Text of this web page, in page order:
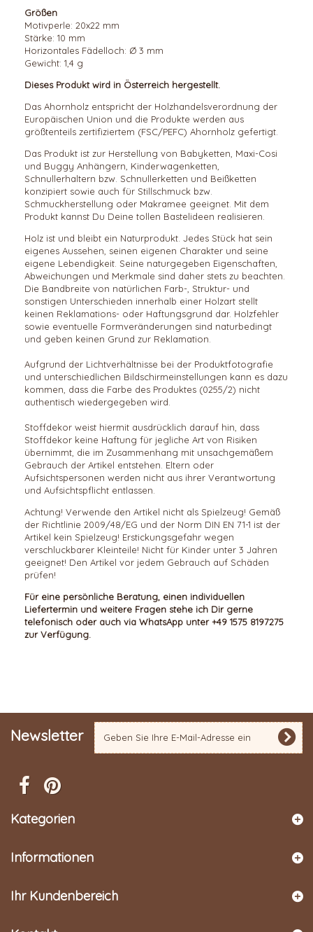
Größen
Motivperle: 20x22 mm
Stärke: 10 mm
Horizontales Fädelloch: Ø 3 mm
Gewicht: 1,4 g
Dieses Produkt wird in Österreich hergestellt.
Das Ahornholz entspricht der Holzhandelsverordnung der
Europäischen Union und die Produkte werden aus
größtenteils zertifiziertem (FSC/PEFC) Ahornholz gefertigt.
Das Produkt ist zur Herstellung von Babyketten, Maxi-Cosi
und Buggy Anhängern, Kinderwagenketten,
Schnullerhaltern bzw. Schnullerketten und Beißketten
konzipiert sowie auch für Stillschmuck bzw.
Schmuckherstellung oder Makramee geeignet. Mit dem
Produkt kannst Du Deine tollen Bastelideen realisieren.
Holz ist und bleibt ein Naturprodukt. Jedes Stück hat sein
eigenes Aussehen, seinen eigenen Charakter und seine
eigene Lebendigkeit. Seine naturgegeben Eigenschaften,
Abweichungen und Merkmale sind daher stets zu beachten.
Die Bandbreite von natürlichen Farb-, Struktur- und
sonstigen Unterschieden innerhalb einer Holzart stellt
keinen Reklamations- oder Haftungsgrund dar. Holzfehler
sowie eventuelle Formveränderungen sind naturbedingt
und geben keinen Grund zur Reklamation.
Aufgrund der Lichtverhältnisse bei der Produktfotografie
und unterschiedlichen Bildschirmeinstellungen kann es dazu
kommen, dass die Farbe des Produktes (0255/2) nicht
authentisch wiedergegeben wird.
Stoffdekor weist hiermit ausdrücklich darauf hin, dass
Stoffdekor keine Haftung für jegliche Art von Risiken
übernimmt, die im Zusammenhang mit unsachgemäßem
Gebrauch der Artikel entstehen. Eltern oder
Aufsichtspersonen werden nicht aus ihrer Verantwortung
und Aufsichtspflicht entlassen.
Achtung! Verwende den Artikel nicht als Spielzeug! Gemäß
der Richtlinie 2009/48/EG und der Norm DIN EN 71-1 ist der
Artikel kein Spielzeug! Erstickungsgefahr wegen
verschluckbarer Kleinteile! Nicht für Kinder unter 3 Jahren
geeignet! Den Artikel vor jedem Gebrauch auf Schäden
prüfen!
Für eine persönliche Beratung, einen individuellen
Liefertermin und weitere Fragen stehe ich Dir gerne
telefonisch oder auch via WhatsApp unter +49 1575 8197275
zur Verfügung.
Newsletter
Kategorien
Informationen
Ihr Kundenbereich